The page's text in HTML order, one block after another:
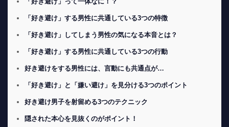
「好き避け」する男性に共通している3つの特徴
「好き避け」してしまう男性の気になる本音とは？
「好き避け」する男性に共通している3つの行動
好き避けをする男性には、言動にも共通点が…
「好き避け」と「嫌い避け」を見分ける3つのポイント
好き避け男子を射留める3つのテクニック
隠された本心を見抜くのがポイント！